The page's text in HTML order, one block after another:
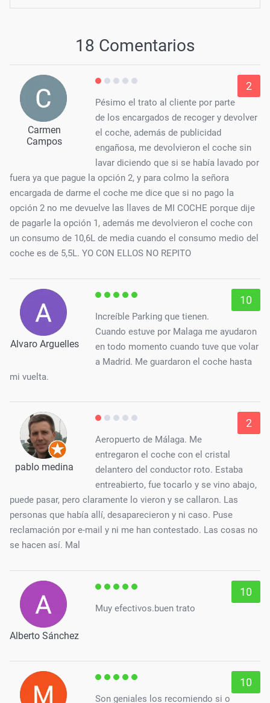
18 Comentarios
Carmen
Campos
2
Pésimo el trato al cliente por parte
de los encargados de recoger y devolver
el coche, además de publicidad
engañosa, me devolvieron el coche sin
lavar diciendo que si se había lavado por
fuera ya que pague la opción 2, y para colmo la señora
encargada de darme el coche me dice que si no pago la
opción 2 no me devuelve las llaves de MI COCHE porque dije
de pagarle la opción 1, además me devolvieron el coche con
un consumo de 10,6L de media cuando el consumo medio del
coche es de 5,5L. YO CON ELLOS NO REPITO
Alvaro Arguelles
10
Increíble Parking que tienen.
Cuando estuve por Malaga me ayudaron
en todo momento cuando tuve que volar
a Madrid. Me guardaron el coche hasta
mi vuelta.
pablo medina
2
Aeropuerto de Málaga. Me
entregaron el coche con el cristal
delantero del conductor roto. Estaba
entreabierto, fue tocarlo y se vino abajo,
puede pasar, pero claramente lo vieron y se callaron. Las
personas que había allí, desaparecieron y ni caso. Puse
reclamación por e-mail y ni me han contestado. Las cosas no
se hacen así. Mal
Alberto Sánchez
10
Muy efectivos.buen trato
10
Son geniales los recomiendo si o